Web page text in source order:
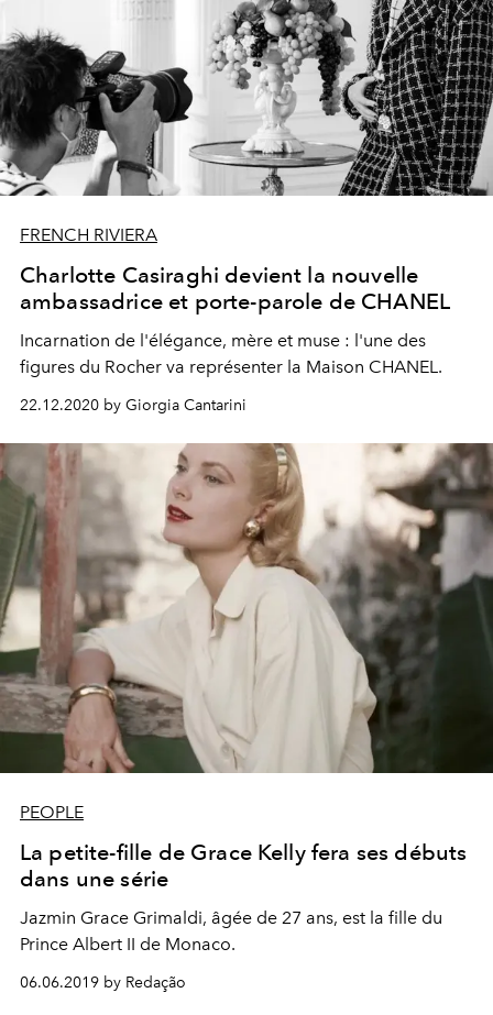
FRENCH RIVIERA
Charlotte Casiraghi devient la nouvelle
ambassadrice et porte-parole de CHANEL
Incarnation de l'élégance, mère et muse : l'une des
figures du Rocher va représenter la Maison CHANEL.
22.12.2020 by Giorgia Cantarini
PEOPLE
La petite-fille de Grace Kelly fera ses débuts
dans une série
Jazmin Grace Grimaldi, âgée de 27 ans, est la fille du
Prince Albert II de Monaco.
06.06.2019 by Redação